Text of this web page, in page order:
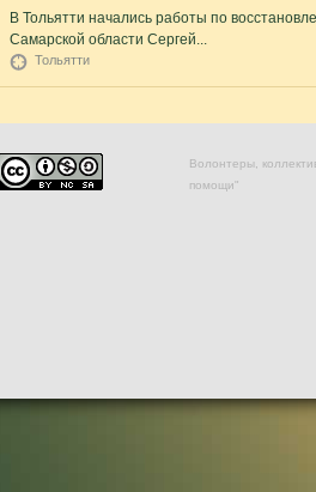
В Тольятти начались работы по
Самарской области Сергей...
Тольятти
Волонтеры,
помощи"